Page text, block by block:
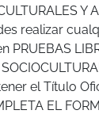
Y
realizar
PRUEBAS
el Título
EL